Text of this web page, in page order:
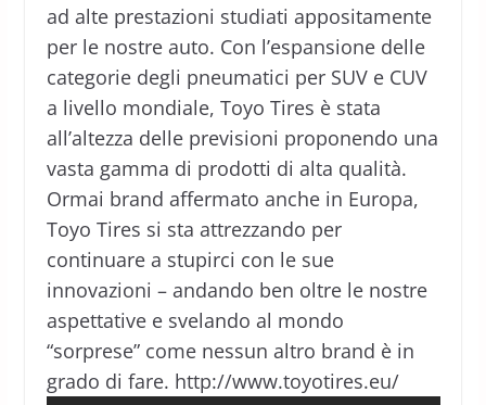
ad alte prestazioni studiati appositamente
per le nostre auto. Con l’espansione delle
categorie degli pneumatici per SUV e CUV
a livello mondiale, Toyo Tires è stata
all’altezza delle previsioni proponendo una
vasta gamma di prodotti di alta qualità.
Ormai brand affermato anche in Europa,
Toyo Tires si sta attrezzando per
continuare a stupirci con le sue
innovazioni – andando ben oltre le nostre
aspettative e svelando al mondo
“sorprese” come nessun altro brand è in
grado di fare. http://www.toyotires.eu/